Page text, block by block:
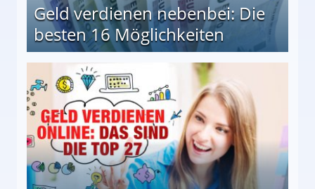
Geld verdienen nebenbei: Die
besten 16 Möglichkeiten